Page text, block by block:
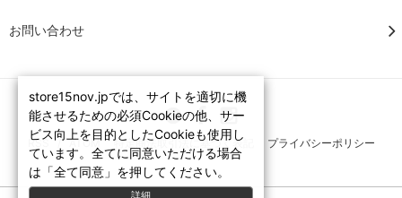
お問い合わせ
RSS / ATOM 特定商法取引法に基づく表記 プライバシーポリシー
store15nov.jpでは、サイトを適切に機
能させるための必須Cookieの他、サー
ビス向上を目的としたCookieも使用し
ています。全てに同意いただける場合
は「全て同意」を押してください。
詳細